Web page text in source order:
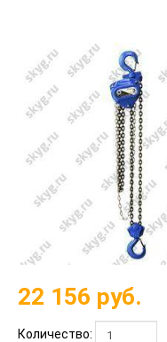
22 156 руб.
Количество: